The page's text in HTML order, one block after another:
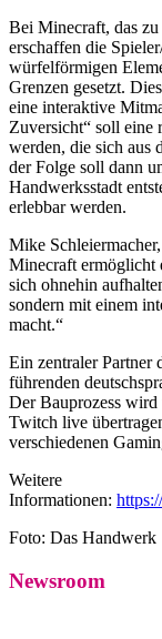
Bei Minecraft, das
erschaffen die
würfelförmigen
Grenzen gesetzt.
eine interaktive
Zuversicht“ soll eine
werden, die sich aus
der Folge soll dann
Handwerksstadt
erlebbar werden.
Mike
Minecraft ermöglicht
sich ohnehin
sondern mit einem
macht.“
Ein zentraler Partner
führenden
Der Bauprozess
Twitch live
verschiedenen
Weitere
Informationen:
Foto: Das Handwerk
Newsroom